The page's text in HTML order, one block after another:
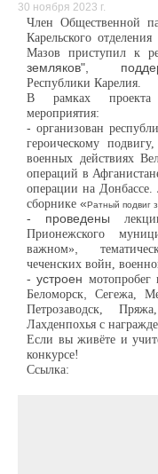
30 ноября 2023 г.
Член Общественной
Карельского
Мазов приступил к
земляков",
Республики Карелия.
В рамках
мероприятия:
- организован
героическому
военных действиях В
операций в
операции на
сборнике «Ратный подвиг
- проведены
Прионежского
важном»,
чеченских войн,
- устроен
Беломорск,
Сегежа,
Петрозаводск,
Лахденпохья с
Если вы живёте и
конкурсе!
Ссылка: